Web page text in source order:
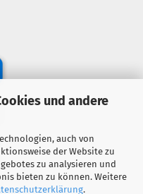
und andere
auch von
der Website zu
zu analysieren und
bieten zu können. Weitere
.